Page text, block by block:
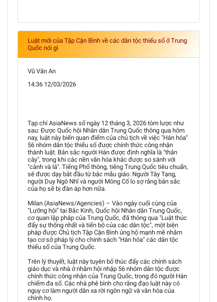
Luật mới của Tập Cận Bình về các dân tộc thiểu số ở Trung
Quốc nói gì
Vũ Văn An
14:36 12/03/2026
Tạp chí AsiaNews số ngày 12 tháng 3, 2026 tòm lược như
sau: Được Quốc hội Nhân dân Trung Quốc thông qua hôm
nay, luật này biến quan điểm của chủ tịch về việc "Hán hóa"
56 nhóm dân tộc thiểu số được chính thức công nhận
thành luật. Bản sắc người Hán được định nghĩa là "thân
cây", trong khi các nền văn hóa khác được so sánh với
"cành và lá". Tiếng Phổ thông, tiếng Trung Quốc tiêu chuẩn,
sẽ được dạy bắt đầu từ bậc mẫu giáo. Người Tây Tạng,
người Duy Ngô Nhĩ và người Mông Cổ lo sợ rằng bản sắc
của họ sẽ bị đàn áp hơn nữa.
Milan (AsiaNews/Agencies) – Vào ngày cuối cùng của
"Lưỡng hội" tại Bắc Kinh, Quốc hội Nhân dân Trung Quốc,
cơ quan lập pháp của Trung Quốc, đã thông qua "Luật thúc
đẩy sự thống nhất và tiến bộ của các dân tộc", một biện
pháp được Chủ tịch Tập Cận Bình ủng hộ mạnh mẽ nhằm
tạo cơ sở pháp lý cho chính sách "Hán hóa" các dân tộc
thiểu số của Trung Quốc.
Trên lý thuyết, luật này tuyên bố thúc đẩy các chính sách
giáo dục và nhà ở nhằm hội nhập 56 nhóm dân tộc được
chính thức công nhận của Trung Quốc, trong đó người Hán
chiếm đa số. Các nhà phê bình cho rằng đạo luật này có
nguy cơ làm người dân xa rời ngôn ngữ và văn hóa của
chính họ.